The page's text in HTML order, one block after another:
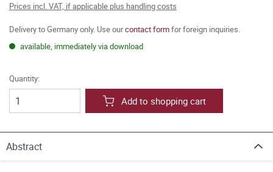
Prices incl. VAT, if applicable plus handling costs
Delivery to Germany only. Use ourcontact formfor foreign inquiries.
available, immediately via download
Quantity:
Add to shopping cart
Abstract